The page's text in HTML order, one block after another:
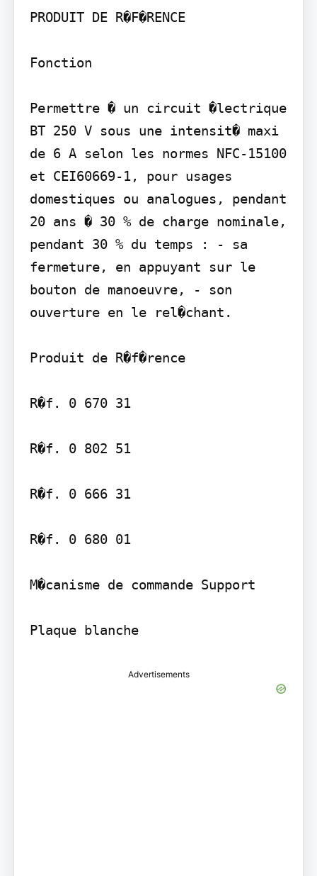
PRODUIT DE R�F�RENCE
Fonction
Permettre � un circuit �lectrique
BT 250 V sous une intensit� maxi
de 6 A selon les normes NFC-15100
et CEI60669-1, pour usages
domestiques ou analogues, pendant
20 ans � 30 % de charge nominale,
pendant 30 % du temps : - sa
fermeture, en appuyant sur le
bouton de manoeuvre, - son
ouverture en le rel�chant.
Produit de R�f�rence
R�f. 0 670 31
R�f. 0 802 51
R�f. 0 666 31
R�f. 0 680 01
M�canisme de commande Support
Plaque blanche
Advertisements